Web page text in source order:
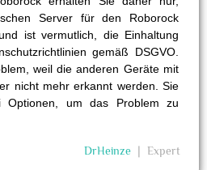
Server für den Roborock
ist vermutlich, die Einhaltung
gemäß DSGVO.
weil die anderen Geräte mit
nicht mehr erkannt werden. Sie
Optionen, um das Problem zu
DrHeinze Expert